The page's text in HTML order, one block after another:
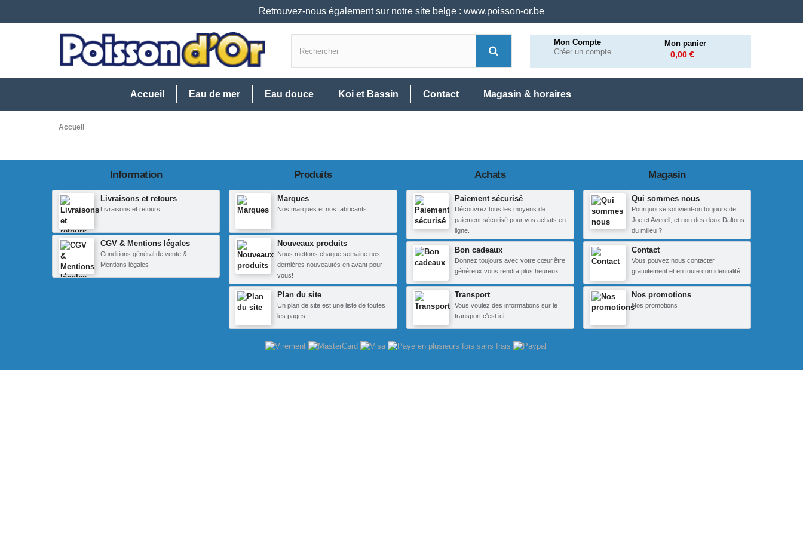
Retrouvez-nous également sur notre site belge : www.poisson-or.be
Mon Compte
Créer un compte
Mon panier
0,00 €
Accueil Eau de mer Eau douce Koi et Bassin Contact Magasin & horaires
Accueil
Information
Livraisons et retours
Livraisons et retours
CGV & Mentions légales
Conditions général de vente &
Mentions légales
Produits
Marques
Nos marques et nos fabricants
Nouveaux produits
Nous mettons chaque semaine nos
dernières nouveautés en avant pour
vous!
Plan du site
Un plan de site est une liste de toutes
les pages.
Achats
Paiement sécurisé
Découvrez tous les moyens de
paiement sécurisé pour vos achats en
ligne.
Bon cadeaux
Donnez toujours avec votre cœur,être
généreux vous rendra plus heureux.
Transport
Vous voulez des informations sur le
transport c'est ici.
Magasin
Qui sommes nous
Pourquoi se souvient-on toujours de
Joe et Averell, et non des deux Daltons
du milieu ?
Contact
Vous pouvez nous contacter
gratuitement et en toute confidentialité.
Nos promotions
Nos promotions